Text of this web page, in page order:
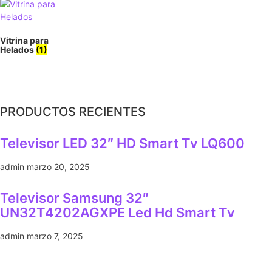
Vitrina para
Helados (1)
PRODUCTOS RECIENTES
Televisor LED 32″ HD Smart Tv LQ600
admin marzo 20, 2025
Televisor Samsung 32″
UN32T4202AGXPE Led Hd Smart Tv
admin marzo 7, 2025